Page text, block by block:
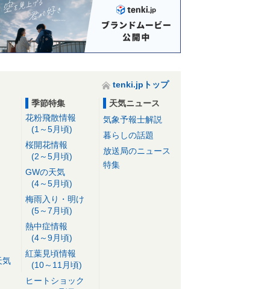
tenki.jpトップ
気
季節特集
花粉飛散情報
(1～5月頃)
桜開花情報
(2～5月頃)
GWの天気
(4～5月頃)
梅雨入り・明け
(5～7月頃)
熱中症情報
(4～9月頃)
紅葉見頃情報
(10～11月頃)
ヒートショック
天気ニュース
気象予報士解説
暮らしの話題
放送局のニュース
特集